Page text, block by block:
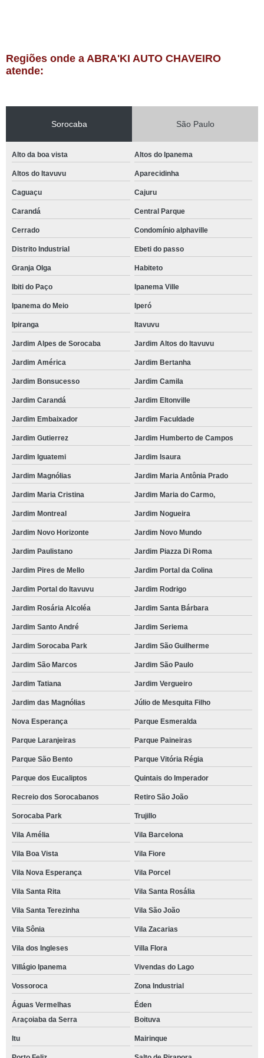
Regiões onde a ABRA'KI AUTO CHAVEIRO
atende:
Sorocaba São Paulo
Alto da boa vista Altos do Ipanema
Altos do Itavuvu Aparecidinha
Caguaçu Cajuru
Carandá Central Parque
Cerrado Condomínio alphaville
Distrito Industrial Ebeti do passo
Granja Olga Habiteto
Ibiti do Paço Ipanema Ville
Ipanema do Meio Iperó
Ipiranga Itavuvu
Jardim Alpes de Sorocaba Jardim Altos do Itavuvu
Jardim América Jardim Bertanha
Jardim Bonsucesso Jardim Camila
Jardim Carandá Jardim Eltonville
Jardim Embaixador Jardim Faculdade
Jardim Gutierrez Jardim Humberto de Campos
Jardim Iguatemi Jardim Isaura
Jardim Magnólias Jardim Maria Antônia Prado
Jardim Maria Cristina Jardim Maria do Carmo,
Jardim Montreal Jardim Nogueira
Jardim Novo Horizonte Jardim Novo Mundo
Jardim Paulistano Jardim Piazza Di Roma
Jardim Pires de Mello Jardim Portal da Colina
Jardim Portal do Itavuvu Jardim Rodrigo
Jardim Rosária Alcoléa Jardim Santa Bárbara
Jardim Santo André Jardim Seriema
Jardim Sorocaba Park Jardim São Guilherme
Jardim São Marcos Jardim São Paulo
Jardim Tatiana Jardim Vergueiro
Jardim das Magnólias Júlio de Mesquita Filho
Nova Esperança Parque Esmeralda
Parque Laranjeiras Parque Paineiras
Parque São Bento Parque Vitória Régia
Parque dos Eucaliptos Quintais do Imperador
Recreio dos Sorocabanos Retiro São João
Sorocaba Park Trujillo
Vila Amélia Vila Barcelona
Vila Boa Vista Vila Fiore
Vila Nova Esperança Vila Porcel
Vila Santa Rita Vila Santa Rosália
Vila Santa Terezinha Vila São João
Vila Sônia Vila Zacarias
Vila dos Ingleses Villa Flora
Villágio Ipanema Vivendas do Lago
Vossoroca Zona Industrial
Águas Vermelhas
Éden
Araçoiaba da Serra
Boituva
Itu Mairinque